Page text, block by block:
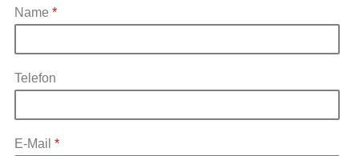
Name *
Telefon
E-Mail *